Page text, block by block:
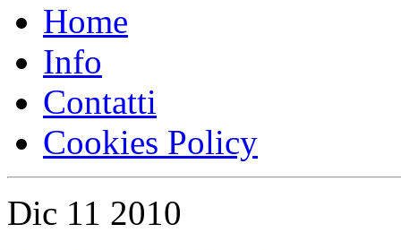
Home
Info
Contatti
Cookies Policy
Dic 11 2010